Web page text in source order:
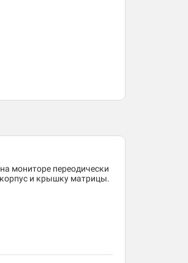
мониторе переодически
и крышку матрицы.